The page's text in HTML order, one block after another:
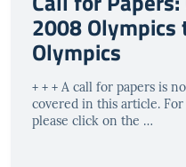
2008
Olympics
+ + + A call for papers is
covered in this article.
please click on the …